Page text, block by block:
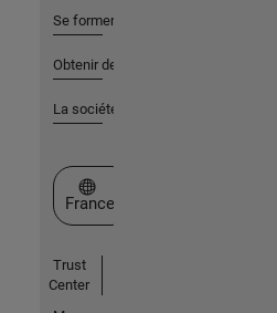
Se former
Obtenir de l'aide
La société
Sélectionner un site web
France
Trust
Center